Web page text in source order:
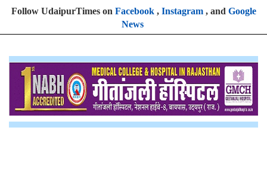
Follow UdaipurTimes on Facebook, Instagram, and Google
News